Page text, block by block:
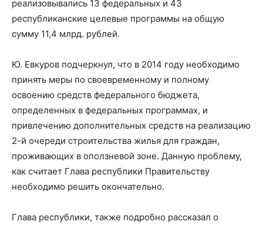
реализовывались 13 федеральных и 43
республиканские целевые программы на общую
сумму 11,4 млрд. рублей.
Ю. Евкуров подчеркнул, что в 2014 году необходимо
принять меры по своевременному и полному
освоению средств федерального бюджета,
определенных в федеральных программах, и
привлечению дополнительных средств на реализацию
2-й очереди строительства жилья для граждан,
проживающих в оползневой зоне. Данную проблему,
как считает Глава республики Правительству
необходимо решить окончательно.
Глава республики, также подробно рассказал о